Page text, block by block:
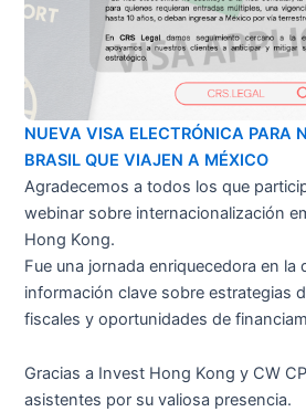
NUEVA VISA ELECTRÓNICA PARA
BRASIL QUE VIAJEN A MÉXICO
Agradecemos a todos los que
webinar sobre internacionalización
Hong Kong.
Fue una jornada enriquecedora en la
información clave sobre estrategias
fiscales y oportunidades de
Gracias a Invest Hong Kong y CW
asistentes por su valiosa presencia.